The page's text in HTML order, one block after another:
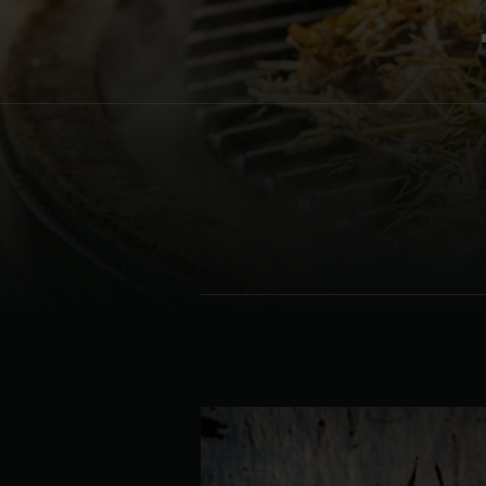
Denmark | Danmark
Estonia | Eesti